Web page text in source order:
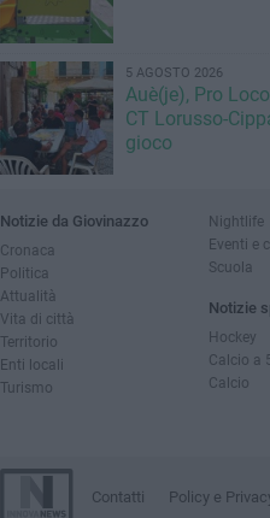
5 AGOSTO 2026
Auè(je), Pro
CT Lorusso-
gioco
Notizie da Giovinazzo
Cronaca
Politica
Attualità
Vita di città
Territorio
Enti locali
Turismo
Nightlife
Eventi e
Scuola
Notizie
Hockey
Calcio a
Calcio
Contatti Policy e